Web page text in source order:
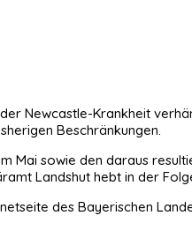
Newcastle-Krankheit
Beschränkungen.
Mai sowie den daraus
Landshut hebt in der
des Bayerischen